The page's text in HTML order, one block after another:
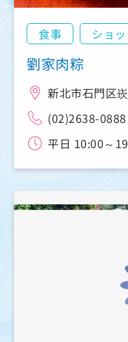
食事 ショ
劉家肉粽
新北市石門区
(02)2638-0888
平日 10:00～